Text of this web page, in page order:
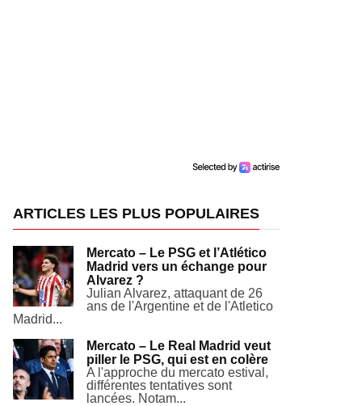
ARTICLES LES PLUS POPULAIRES
Mercato – Le PSG et l’Atlético
Madrid vers un échange pour
Alvarez ?
Julian Alvarez, attaquant de 26
ans de l'Argentine et de l'Atletico
Madrid...
Mercato – Le Real Madrid veut
piller le PSG, qui est en colère
A l'approche du mercato estival,
différentes tentatives sont
lancées. Notam...